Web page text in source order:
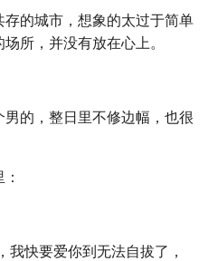
的城市，想象的太过于简单
所，并没有放在心上。
的，整日里不修边幅，也很
我快要爱你到无法自拔了，